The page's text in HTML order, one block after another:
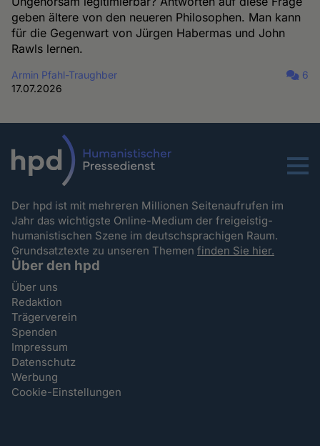
geben ältere von den neueren Philosophen. Man kann
für die Gegenwart von Jürgen Habermas und John
Rawls lernen.
Armin Pfahl-Traughber
17.07.2026
6
Menu
Der hpd ist mit mehreren Millionen Seitenaufrufen im
Jahr das wichtigste Online-Medium der freigeistig-
humanistischen Szene im deutschsprachigen Raum.
Grundsatztexte zu unseren Themenfinden Sie hier.
Über den hpd
Über uns
Redaktion
Trägerverein
Spenden
Impressum
Datenschutz
Werbung
Cookie-Einstellungen